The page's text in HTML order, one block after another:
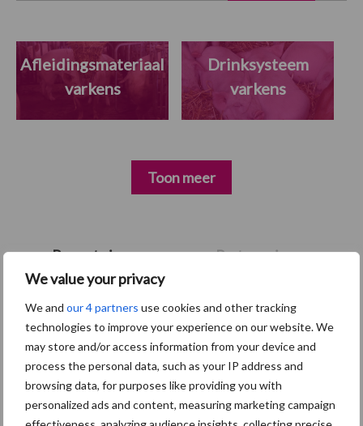
We value your privacy
We and our 4 partners use cookies and other tracking
technologies to improve your experience on our website. We
may store and/or access information from your device and
process the personal data, such as your IP address and
browsing data, for purposes like providing you with
personalized ads and content, measuring marketing campaign
Primaire
Sidebar
Recent nieuws Partner nieuws
Britse varkenssector vreest
afzetcrisis in het najaar
Grondstoffenmarkt blijft grillig:
droogte en geopolitiek houden
handel in de greep
Afleidingsmateriaal
varkens
Drinksysteem
varkens
Toon meer